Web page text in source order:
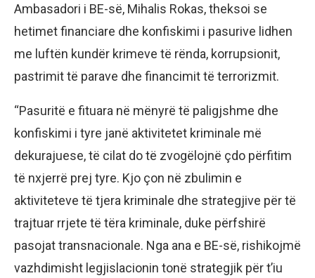
Ambasadori i BE-së, Mihalis Rokas, theksoi se
hetimet financiare dhe konfiskimi i pasurive lidhen
me luftën kundër krimeve të rënda, korrupsionit,
pastrimit të parave dhe financimit të terrorizmit.
“Pasuritë e fituara në mënyrë të paligjshme dhe
konfiskimi i tyre janë aktivitetet kriminale më
dekurajuese, të cilat do të zvogëlojnë çdo përfitim
të nxjerrë prej tyre. Kjo çon në zbulimin e
aktiviteteve të tjera kriminale dhe strategjive për të
trajtuar rrjete të tëra kriminale, duke përfshirë
pasojat transnacionale. Nga ana e BE-së, rishikojmë
vazhdimisht legjislacionin tonë strategjik për t’iu